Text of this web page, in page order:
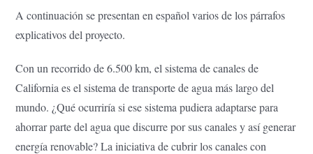
A continuación se presentan en español varios de los párrafos
explicativos del proyecto.
Con un recorrido de 6.500 km, el sistema de canales de
California es el sistema de transporte de agua más largo del
mundo. ¿Qué ocurriría si ese sistema pudiera adaptarse para
ahorrar parte del agua que discurre por sus canales y así generar
energía renovable? La iniciativa de cubrir los canales con